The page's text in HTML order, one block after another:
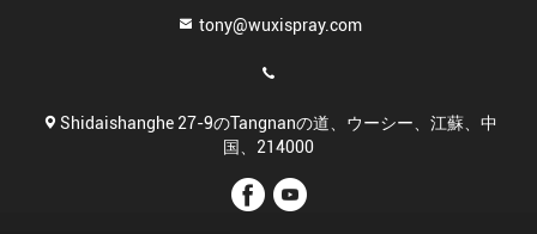
tony@wuxispray.com
Shidaishanghe 27-9のTangnanの道、ウーシー、江蘇、中
国、214000